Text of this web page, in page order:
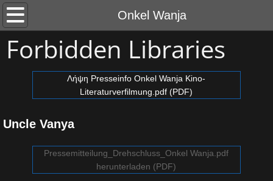
Onkel Wanja
Agnès Varda -
Angstkommen
Die Fremden
Forbidden Libraries
Λήψη Presseinfo Onkel Wanja Kino-
Literaturverfilmung.pdf (PDF)
Uncle Vanya
Pressemitteilung_Drehschluss_Onkel Wanja.pdf
herunterladen (PDF)